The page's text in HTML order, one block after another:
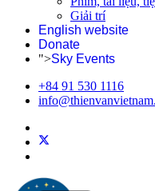
Giải trí
English website
Donate
">Sky Events
+84 91 530 1116